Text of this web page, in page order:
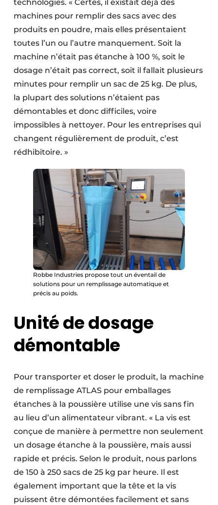
technologies. « Certes, il existait déjà des
machines pour remplir des sacs avec des
produits en poudre, mais elles présentaient
toutes l’un ou l’autre manquement. Soit la
machine n’était pas étanche à 100 %, soit le
dosage n’était pas correct, soit il fallait plusieurs
minutes pour remplir un sac de 25 kg. De plus,
la plupart des solutions n’étaient pas
démontables et donc difficiles, voire
impossibles à nettoyer. Pour les entreprises qui
changent régulièrement de produit, c’est
rédhibitoire. »
Robbe Industries propose tout un éventail de
solutions pour un remplissage automatique et
précis au poids.
Unité de dosage
démontable
Pour transporter et doser le produit, la machine
de remplissage ATLAS pour emballages
étanches à la poussière utilise une vis sans fin
au lieu d’un alimentateur vibrant. « La vis est
conçue de manière à permettre non seulement
un dosage étanche à la poussière, mais aussi
rapide et précis. Selon le produit, nous parlons
de 150 à 250 sacs de 25 kg par heure. Il est
également important que la tête et la vis
puissent être démontées facilement et sans